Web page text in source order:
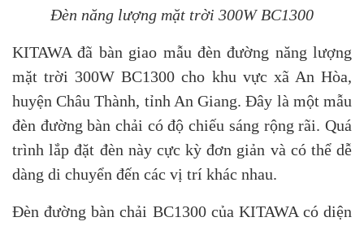
Đèn năng lượng mặt trời 300W BC1300
KITAWA đã bàn giao mẫu đèn đường năng lượng
mặt trời 300W BC1300 cho khu vực xã An Hòa,
huyện Châu Thành, tỉnh An Giang. Đây là một mẫu
đèn đường bàn chải có độ chiếu sáng rộng rãi. Quá
trình lắp đặt đèn này cực kỳ đơn giản và có thể dễ
dàng di chuyển đến các vị trí khác nhau.
Đèn đường bàn chải BC1300 của KITAWA có diện